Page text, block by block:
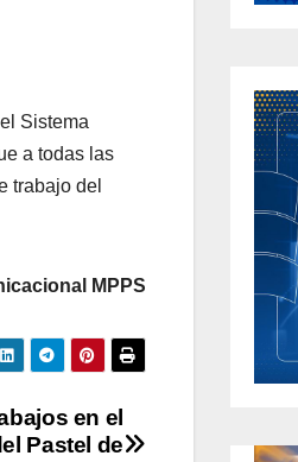
Sistema
a todas las
trabajo del
MPPS
en el
Pastel de